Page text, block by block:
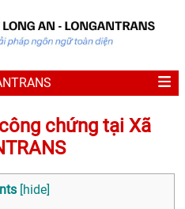
chứng tại Xã
[hide]